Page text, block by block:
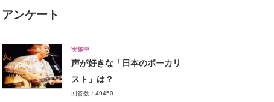
アンケート
実施中
声が好きな「日本のボーカリ
スト」は？
回答数：49450